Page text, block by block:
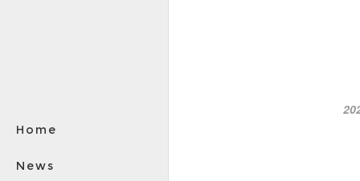
Home
News